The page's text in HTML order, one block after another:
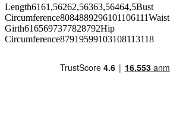
Length6161,56262,56363,56464,5Bust
Circumference8084889296101106111Waist
Girth6165697377828792Hip
Circumference87919599103108113118